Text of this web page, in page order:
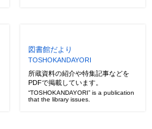
図書館だより
TOSHOKANDAYORI
所蔵資料の紹介や特集記事などを
PDFで掲載しています。
“TOSHOKANDAYORI” is a publication
that the library issues.